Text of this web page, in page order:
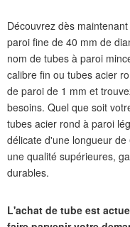
Découvrez dès
paroi fine de 40 mm de
nom de tubes à paroi
calibre fin ou tubes acier
de paroi de 1 mm et
besoins. Quel que soit
tubes acier rond à paroi
délicate d'une longueur
une qualité supérieures,
durables.
L'achat de tube est